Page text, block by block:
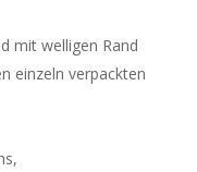
mit welligen Rand
einzeln verpackten